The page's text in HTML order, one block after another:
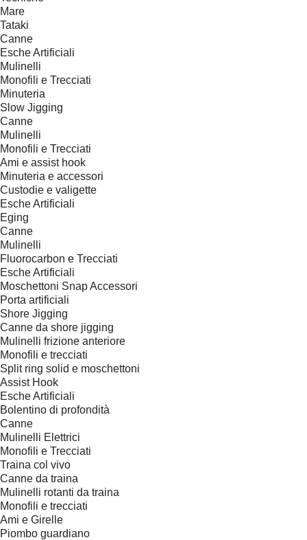
Mare
Tataki
Canne
Esche Artificiali
Mulinelli
Monofili e Trecciati
Minuteria
Slow Jigging
Canne
Mulinelli
Monofili e Trecciati
Ami e assist hook
Minuteria e accessori
Custodie e valigette
Esche Artificiali
Eging
Canne
Mulinelli
Fluorocarbon e Trecciati
Esche Artificiali
Moschettoni Snap Accessori
Porta artificiali
Shore Jigging
Canne da shore jigging
Mulinelli frizione anteriore
Monofili e trecciati
Split ring solid e moschettoni
Assist Hook
Esche Artificiali
Bolentino di profondità
Canne
Mulinelli Elettrici
Monofili e Trecciati
Traina col vivo
Canne da traina
Mulinelli rotanti da traina
Monofili e trecciati
Ami e Girelle
Piombo guardiano